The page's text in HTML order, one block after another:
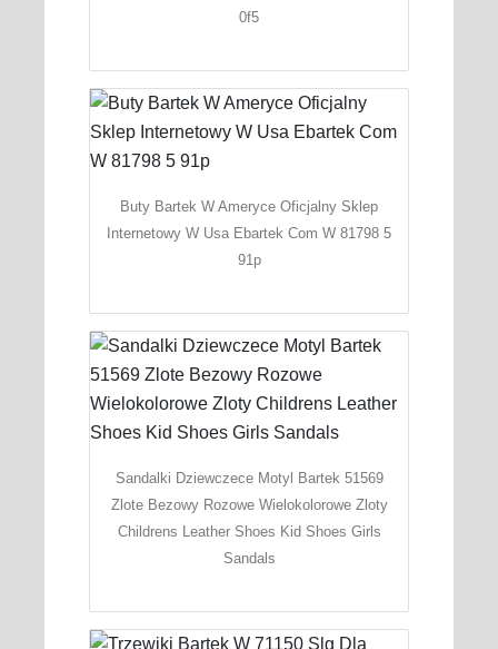
0f5
Buty Bartek W Ameryce Oficjalny Sklep
Internetowy W Usa Ebartek Com W 81798 5
91p
Sandalki Dziewczece Motyl Bartek 51569
Zlote Bezowy Rozowe Wielokolorowe Zloty
Childrens Leather Shoes Kid Shoes Girls
Sandals